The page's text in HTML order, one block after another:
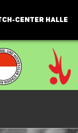
CENTER HALLE